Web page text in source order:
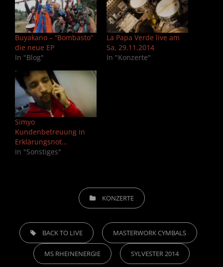
Buyakano – “Bombasto”
die neue EP
In "Blog"
La Papa Verde live am
Sa, 29.11.2014
In "Konzerte"
Simyo
Kundenbetreuung in
Erklärungsnot…
In "Sonstiges"
CATEGORIESKONZERTE
TAGS, BACK TO LIVE MASTERWORK CYMBALS
MS RHEINENERGIE SYLVESTER 2014